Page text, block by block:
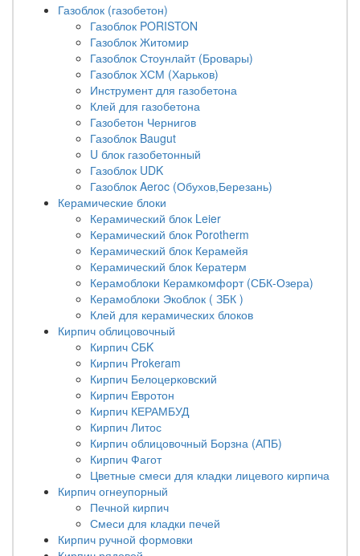
Газоблок (газобетон)
Газоблок PORISTON
Газоблок Житомир
Газоблок Стоунлайт (Бровары)
Газоблок ХСМ (Харьков)
Инструмент для газобетона
Клей для газобетона
Газобетон Чернигов
Газоблок Baugut
U блок газобетонный
Газоблок UDK
Газоблок Aeroc (Обухов,Березань)
Керамические блоки
Керамический блок Leier
Керамический блок Porotherm
Керамический блок Керамейя
Керамический блок Кератерм
Керамоблоки Керамкомфорт (СБК-Озера)
Керамоблоки Экоблок ( ЗБК )
Клей для керамических блоков
Кирпич облицовочный
Кирпич CБK
Кирпич Prokeram
Кирпич Белоцерковский
Кирпич Евротон
Кирпич КЕРАМБУД
Кирпич Литос
Кирпич облицовочный Борзна (АПБ)
Кирпич Фагот
Цветные смеси для кладки лицевого кирпича
Кирпич огнеупорный
Печной кирпич
Смеси для кладки печей
Кирпич ручной формовки